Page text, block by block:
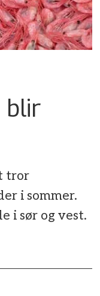
blir
tror
i sommer.
i sør og vest.